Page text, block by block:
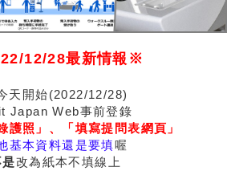
12/28最新情報※
天開始(2022/12/28)
Japan Web事前登錄
護照」、「填寫提問表網頁」
基本資料還是要填喔
改為紙本不填線上